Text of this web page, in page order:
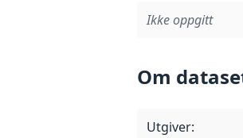
Ikke oppgitt
Om
Utgiver: